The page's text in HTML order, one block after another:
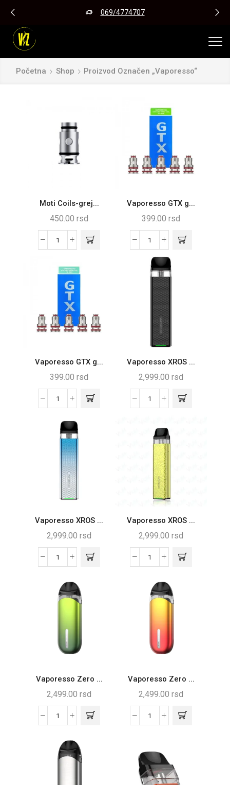
069/4774707
Početna Shop Proizvod Označen „vaporesso“
Moti Coils-grej...
450.00 rsd
Vaporesso GTX g...
399.00 rsd
Vaporesso GTX g...
399.00 rsd
Vaporesso XROS ...
2,999.00 rsd
Vaporesso XROS ...
2,999.00 rsd
Vaporesso XROS ...
2,999.00 rsd
Vaporesso Zero ...
2,499.00 rsd
Vaporesso Zero ...
2,499.00 rsd